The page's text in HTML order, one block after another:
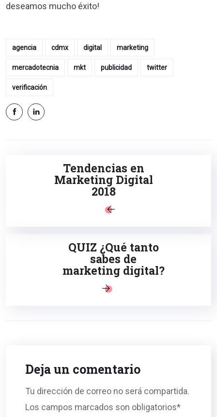
deseamos mucho éxito!
agencia cdmx digital marketing
mercadotecnia mkt publicidad twitter
verificación
Tendencias en
Marketing Digital
2018
QUIZ ¿Qué tanto
sabes de
marketing digital?
Deja un comentario
Tu dirección de correo no será compartida.
Los campos marcados son obligatorios*